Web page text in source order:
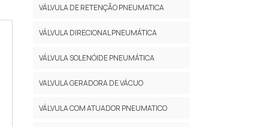
VÁLVULA DE RETENÇÃO PNEUMATICA
VÁLVULA DIRECIONAL PNEUMÁTICA
VÁLVULA SOLENÓIDE PNEUMÁTICA
VALVULA GERADORA DE VÁCUO
VÁLVULA COM ATUADOR PNEUMATICO